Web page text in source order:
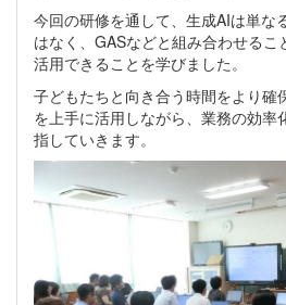
今回の研修を通して、生成AIは単な
はなく、GASなどと組み合わせるこ
活用できることを学びました。
子どもたちと向き合う時間をより確
を上手に活用しながら、業務の効率
指していきます。